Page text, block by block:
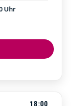
Uhr
18:00